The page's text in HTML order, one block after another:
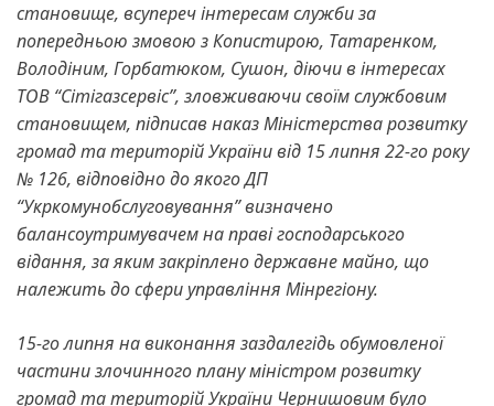
становище, всупереч інтересам служби за
попередньою змовою з Копистирою, Татаренком,
Володіним, Горбатюком, Сушон, діючи в інтересах
ТОВ “Сітігазсервіс”, зловживаючи своїм службовим
становищем, підписав наказ Міністерства розвитку
громад та територій України від 15 липня 22-го року
№ 126, відповідно до якого ДП
“Укркомунобслуговування” визначено
балансоутримувачем на праві господарського
відання, за яким закріплено державне майно, що
належить до сфери управління Мінрегіону.
15-го липня на виконання заздалегідь обумовленої
частини злочинного плану міністром розвитку
громад та територій України Чернишовим було